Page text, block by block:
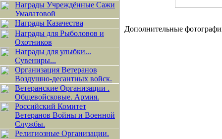
Награды Учреждённые Сажи
Умалатовой
Награды Казачества
Награды для Рыболовов и
Охотников
Награды для улыбки...
Сувениры...
Организация Ветеранов
Воздушно-десантных войск.
Ветеранские Организации .
Общевойсковые. Армия.
Российский Комитет
Ветеранов Войны и Военной
Службы.
Религиозные Организации.
Дополнительные